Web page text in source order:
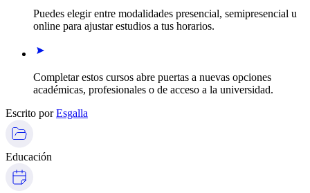
Puedes elegir entre modalidades presencial, semipresencial u
online para ajustar estudios a tus horarios.
Completar estos cursos abre puertas a nuevas opciones
académicas, profesionales o de acceso a la universidad.
Escrito porEsgalla
Educación